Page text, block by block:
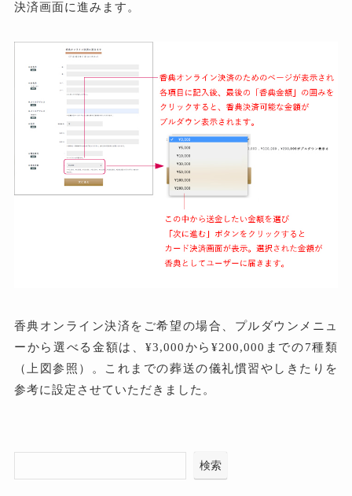
決済画面に進みます。
香典オンライン決済をご希望の場合、プルダウンメニュ
ーから選べる金額は、¥3,000から¥200,000までの7種類
（上図参照）。これまでの葬送の儀礼慣習やしきたりを
参考に設定させていただきました。
検索